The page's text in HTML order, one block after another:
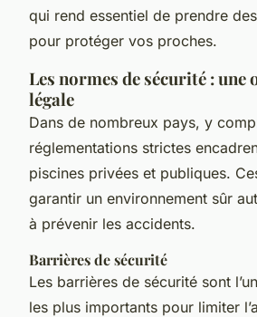
qui rend essentiel de prendre
pour protéger vos proches.
Les normes de sécurité : une
légale
Dans de nombreux pays, y
réglementations strictes
piscines privées et publiques.
garantir un environnement sûr
à prévenir les accidents.
Barrières de sécurité
Les barrières de sécurité sont
les plus importants pour limiter